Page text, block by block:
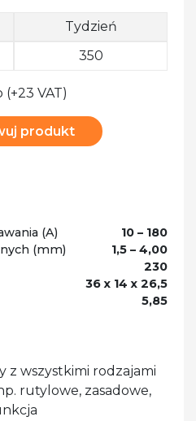
Tydzień
350
VAT)
produkt
(A)
10 – 180
(mm)
1,5 – 4,00
230
36 x 14 x 26,5
5,85
z wszystkimi rodzajami
rutylowe, zasadowe,